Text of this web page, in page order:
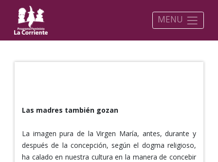
MENU
Las madres también gozan
La imagen pura de la Virgen María, antes, durante y
después de la concepción, según el dogma religioso,
ha calado en nuestra cultura en la manera de concebir